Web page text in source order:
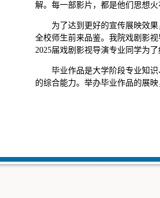
解。每一部影片，都是他们思想
为了达到更好的宣传展映效果
全校师生前来品鉴。我院戏剧影
2025届戏剧影视导演专业同学为
毕业作品是大学阶段专业知识
的综合能力。举办毕业作品的展